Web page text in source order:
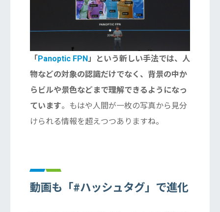
「 Panoptic FPN」という新しい手法では、人
物などの対象の認識だけでなく、背景の中か
らビルや景色などまで理解できるようになっ
ています。もはや人間が一枚の写真から見分
けられる情報を超えつつありますね。
動画も「#ハッシュタグ」で進化